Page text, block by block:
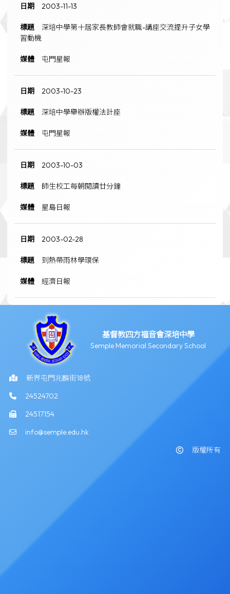
2003-11-13
深培中學第十屆家長教師會就職-講座交流提升子女學
習動機
屯門星報
2003-10-23
深培中學舉辦版權法計座
屯門星報
2003-10-03
師生校工每朝閱讀廿分鐘
星島日報
2003-02-28
到熱帶雨林學環保
經濟日報
基督教四方福音會深培中學
Semple Memorial Secondary School
新界屯門兆麟街18號
24524702
24517154
info@semple.edu.hk
版權所有